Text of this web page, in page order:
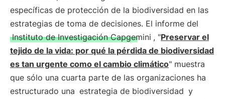
específicas de protección de la biodiversidad en las
estrategias de toma de decisiones. El informe del
Instituto de Investigación Capgemini , "Preservar el
tejido de la vida: por qué la pérdida de biodiversidad
es tan urgente como el cambio climático" muestra
que sólo una cuarta parte de las organizaciones ha
estructurado una estrategia de biodiversidad y